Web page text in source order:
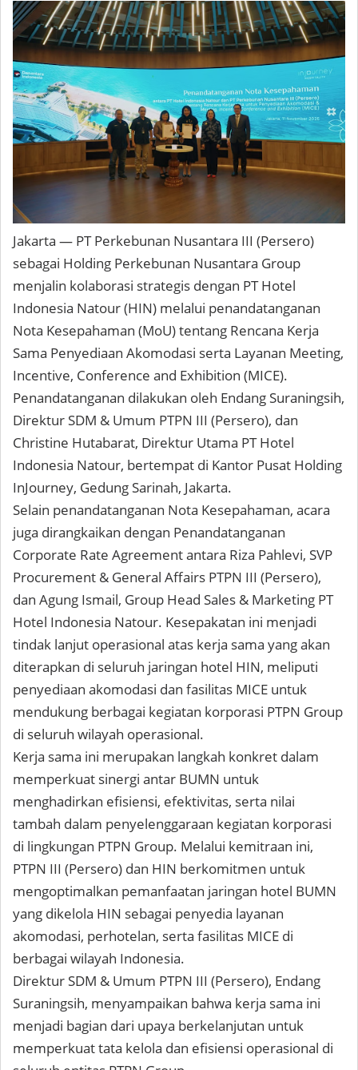
Jakarta — PT Perkebunan Nusantara III (Persero)
sebagai Holding Perkebunan Nusantara Group
menjalin kolaborasi strategis dengan PT Hotel
Indonesia Natour (HIN) melalui penandatanganan
Nota Kesepahaman (MoU) tentang Rencana Kerja
Sama Penyediaan Akomodasi serta Layanan Meeting,
Incentive, Conference and Exhibition (MICE).
Penandatanganan dilakukan oleh Endang Suraningsih,
Direktur SDM & Umum PTPN III (Persero), dan
Christine Hutabarat, Direktur Utama PT Hotel
Indonesia Natour, bertempat di Kantor Pusat Holding
InJourney, Gedung Sarinah, Jakarta.
Selain penandatanganan Nota Kesepahaman, acara
juga dirangkaikan dengan Penandatanganan
Corporate Rate Agreement antara Riza Pahlevi, SVP
Procurement & General Affairs PTPN III (Persero),
dan Agung Ismail, Group Head Sales & Marketing PT
Hotel Indonesia Natour. Kesepakatan ini menjadi
tindak lanjut operasional atas kerja sama yang akan
diterapkan di seluruh jaringan hotel HIN, meliputi
penyediaan akomodasi dan fasilitas MICE untuk
mendukung berbagai kegiatan korporasi PTPN Group
di seluruh wilayah operasional.
Kerja sama ini merupakan langkah konkret dalam
memperkuat sinergi antar BUMN untuk
menghadirkan efisiensi, efektivitas, serta nilai
tambah dalam penyelenggaraan kegiatan korporasi
di lingkungan PTPN Group. Melalui kemitraan ini,
PTPN III (Persero) dan HIN berkomitmen untuk
mengoptimalkan pemanfaatan jaringan hotel BUMN
yang dikelola HIN sebagai penyedia layanan
akomodasi, perhotelan, serta fasilitas MICE di
berbagai wilayah Indonesia.
Direktur SDM & Umum PTPN III (Persero), Endang
Suraningsih, menyampaikan bahwa kerja sama ini
menjadi bagian dari upaya berkelanjutan untuk
memperkuat tata kelola dan efisiensi operasional di